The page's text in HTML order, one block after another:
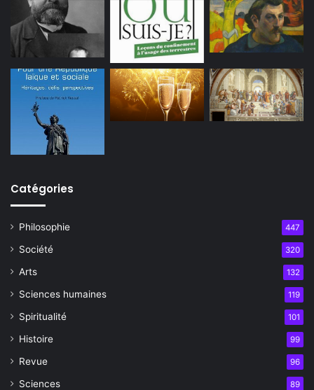
Catégories
Philosophie 447
Société 320
Arts 132
Sciences humaines 119
Spiritualité 101
Histoire 99
Revue 96
Sciences 89